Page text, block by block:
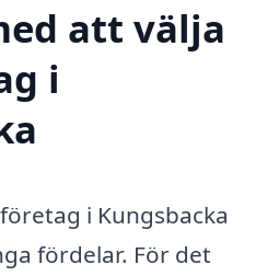
att välja
i
i Kungsbacka
fördelar. För det